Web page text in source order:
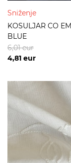
Sniženje
KOSULJAR CO
BLUE
4,81 eur
6,01eur